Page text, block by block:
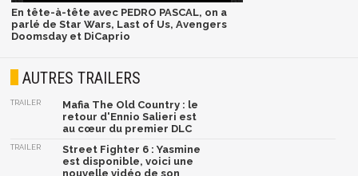
En tête-à-tête avec PEDRO PASCAL, on a
parlé de Star Wars, Last of Us, Avengers
Doomsday et DiCaprio
AUTRES TRAILERS
TRAILER
Mafia The Old Country : le
retour d'Ennio Salieri est
au cœur du premier DLC
TRAILER
Street Fighter 6 : Yasmine
est disponible, voici une
nouvelle vidéo de son